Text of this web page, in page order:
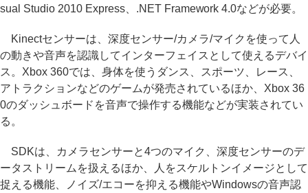
sual Studio 2010 Express、.NET Framework 4.0などが必要。
Kinectセンサーは、深度センサー/カメラ/マイクを使って人
の動きや音声を認識してインターフェイスとして使えるデバイ
ス。Xbox 360では、身体を使うダンス、スポーツ、レース、
アトラクションなどのゲームが発売されているほか、Xbox 36
0のダッシュボードを音声で操作する機能などが実装されてい
る。
SDKは、カメラセンサーと4つのマイク、深度センサーのデ
ータストリームを扱えるほか、人をスケルトンイメージとして
捉える機能、ノイズ/エコーを抑える機能やWindowsの音声認